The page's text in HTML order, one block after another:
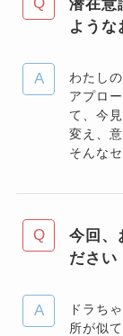
潜在意
ような
わたし
アプロ
て、今
変え、
そんな
今回、
ださい
ドラち
所が似